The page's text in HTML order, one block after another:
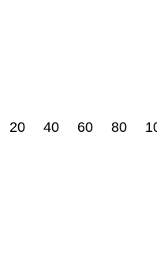
20 40 60 80